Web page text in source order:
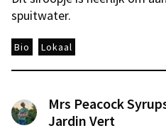
spuitwater.
Bio Lokaal
Mrs Peacock
Jardin Vert